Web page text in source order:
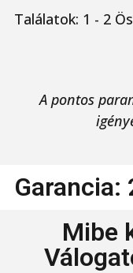
Találatok: 1 - 2
A pontos
Garancia:
Mibe